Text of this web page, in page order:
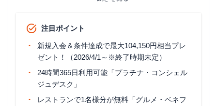
ETCカード発行期間 最短1週間
マイル還元率（最大） 0.3％～0.78％
旅行傷害保険
旅行傷害保険（利用付帯）
注目ポイント
新規入会＆条件達成で最大104,150円相当プレ
ゼント！（2026/4/1～※終了時期未定）
24時間365日利用可能「プラチナ・コンシェル
ジュデスク」
レストランで1名様分が無料「グルメ・ベネフ